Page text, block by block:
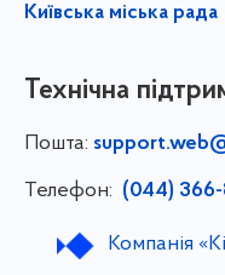
Київська міська рада
Технічна
Пошта:
Телефон: (044)
Компанія